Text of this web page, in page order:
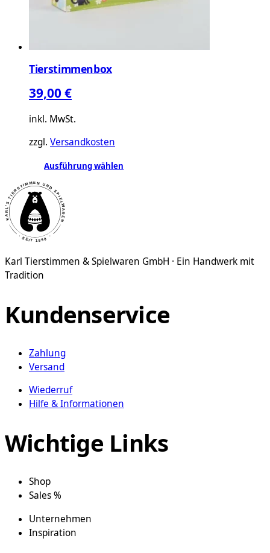
Tierstimmenbox
39,00€
inkl. MwSt.
zzgl. Versandkosten
Ausführung wählen
Optionen
der
Produktseite
Karl Tierstimmen & Spielwaren GmbH · Ein Handwerk mit
Tradition
Kundenservice
Zahlung
Versand
Wiederruf
Hilfe & Informationen
Wichtige Links
Shop
Sales %
Unternehmen
Inspiration